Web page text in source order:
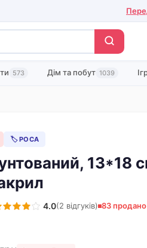
573 Дім та побут 1039
🏷 РОСА
13*18
4.0(2 відгуків) 83 продано